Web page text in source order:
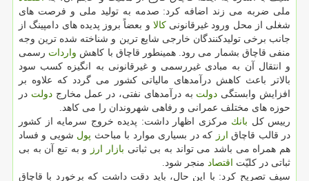
ملی ضربه می زند اضافه كرد: صدمه به تولید ملی و فرصت های
شغلی از محل ورود غیرقانونیكالا و بعضاً بروز پدیده های دامپینگ از
جانب برخی تولیدكنندگان خارجی شایع ترین و شناخته شده ترین وجه
منفی قاچاق بشمار می رود. همینطور قاچاق با كاهش واردات رسمی
و انتقال آن به مبادی غیررسمی و غیرقانونی به انگیزه كسب سود
بالاتر باعث كاهش درآمدهای مالیاتی كشور می گردد كه علاوه بر
افزایش وابستگی دولت به درآمدهای نفتی، در عمل مخارجدولت در
حوزه های مختلف عمرانی و رفاهی شهروندان را می كاهد.
رییس كل بانك مركزی اظهار داشت: پدیده خروج سرمایه از كشور
در قالب قاچاق ارز كه در بسیاری موارد با مباحث پول شویی و فساد
هم همراه می باشد می تواند به بی ثباتی بازار ارز
و به تبع آن به بی
ثباتی در كلیّت اقتصاد منجر شود.
سیف تصریح كرد: با این حال، باید دقت داشت كه برخورد با قاچاق